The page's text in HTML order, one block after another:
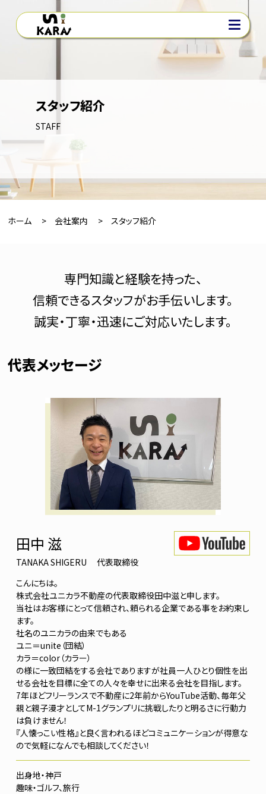
ホーム
会社案内
会社概要
居住用賃貸
事業用造作買取
オーナー様へ
お問合せ
プライバシーポリシー
スタッフ紹介
STAFF
ホーム 会社案内 スタッフ紹介
専門知識と経験を持った、
信頼できるスタッフがお手伝いします。
誠実・丁寧・迅速にご対応いたします。
代表メッセージ
田中 滋
TANAKA SHIGERU
代表取締役
こんにちは。
株式会社ユニカラ不動産の代表取締役田中滋と申します。
当社はお客様にとって信頼され、頼られる企業である事をお約束し
ます。
社名のユニカラの由来でもある
ユニ＝unite（団結）
カラ＝color（カラー）
の様に一致団結をする会社でありますが社員一人ひとり個性を出
せる会社を目標に全ての人々を幸せに出来る会社を目指します。
7年ほどフリーランスで不動産に2年前からYouTube活動、毎年父
親と親子漫才としてM-1グランプリに挑戦したりと明るさに行動力
は負けません！
『人懐っこい性格』と良く言われるほどコミュニケーションが得意な
ので気軽になんでも相談してください！
神戸
ゴルフ、旅行